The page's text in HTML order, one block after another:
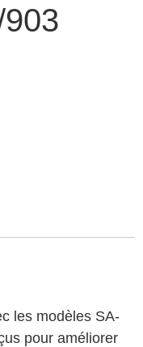
les modèles SA-
pour améliorer